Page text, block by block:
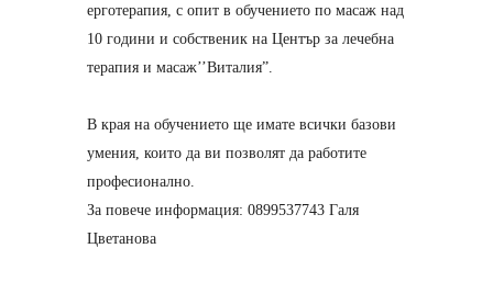
ерготерапия, с опит в обучението по масаж над
10 години и собственик на Център за лечебна
терапия и масаж’’Виталия”.
В края на обучението ще имате всички базови
умения, които да ви позволят да работите
професионално.
За повече информация: 0899537743 Галя
Цветанова